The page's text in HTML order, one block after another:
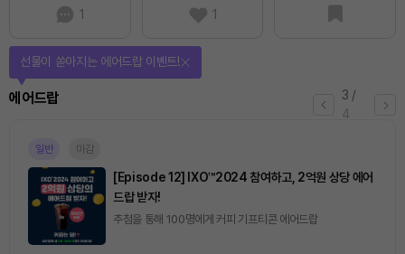
1
1
3 /
4
에어드랍
선물이 쏟아지는 에어드랍 이벤트!
일반 마감
[Episode 12] IXO™2024 참여하고, 2억원 상당 에어
드랍 받자!
추첨을 통해 100명에게 커피 기프티콘 에어드랍